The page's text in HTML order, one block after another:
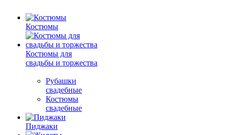
Костюмы
Костюмы для
свадьбы и торжества
Рубашки
свадебные
Костюмы
свадебные
Пиджаки